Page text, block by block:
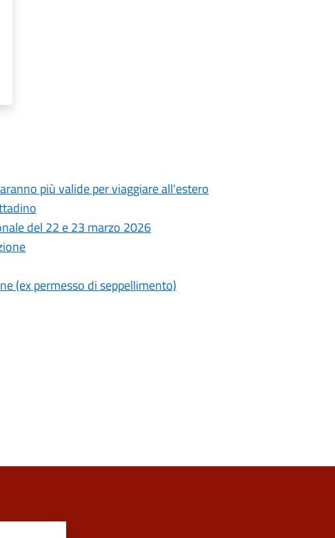
più valide per viaggiare all'estero
del 22 e 23 marzo 2026
(ex permesso di seppellimento)